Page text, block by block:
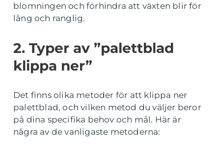
blomningen och förhindra att växten blir för
lång och ranglig.
2. Typer av ”palettblad
klippa ner”
Det finns olika metoder för att klippa ner
palettblad, och vilken metod du väljer beror
på dina specifika behov och mål. Här är
några av de vanligaste metoderna: